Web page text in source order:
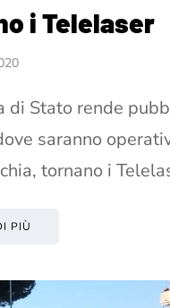
i Telelaser
di Stato rende
saranno
tornano i
PIÙ